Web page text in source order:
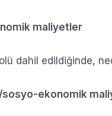
maliyetler
dahil edildiğinde,
sosyo-ekonomik